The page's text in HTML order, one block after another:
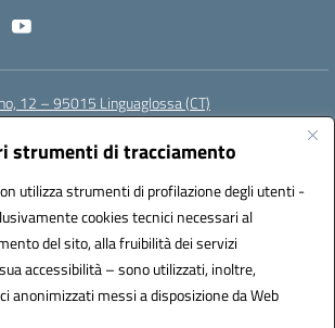
strumenti di tracciamento
utilizza strumenti di profilazione degli utenti -
cookies tecnici necessari al
del sito, alla fruibilità dei servizi
accessibilità – sono utilizzati, inoltre,
messi a disposizione da Web
12 – 95015 Linguaglossa (CT)
(PEC):ctic83200r@pec.istruzione.it
CTIC83200R
Amministrazioni (IPA): istsc_CTIC83200R
(CUF): UF7TEB